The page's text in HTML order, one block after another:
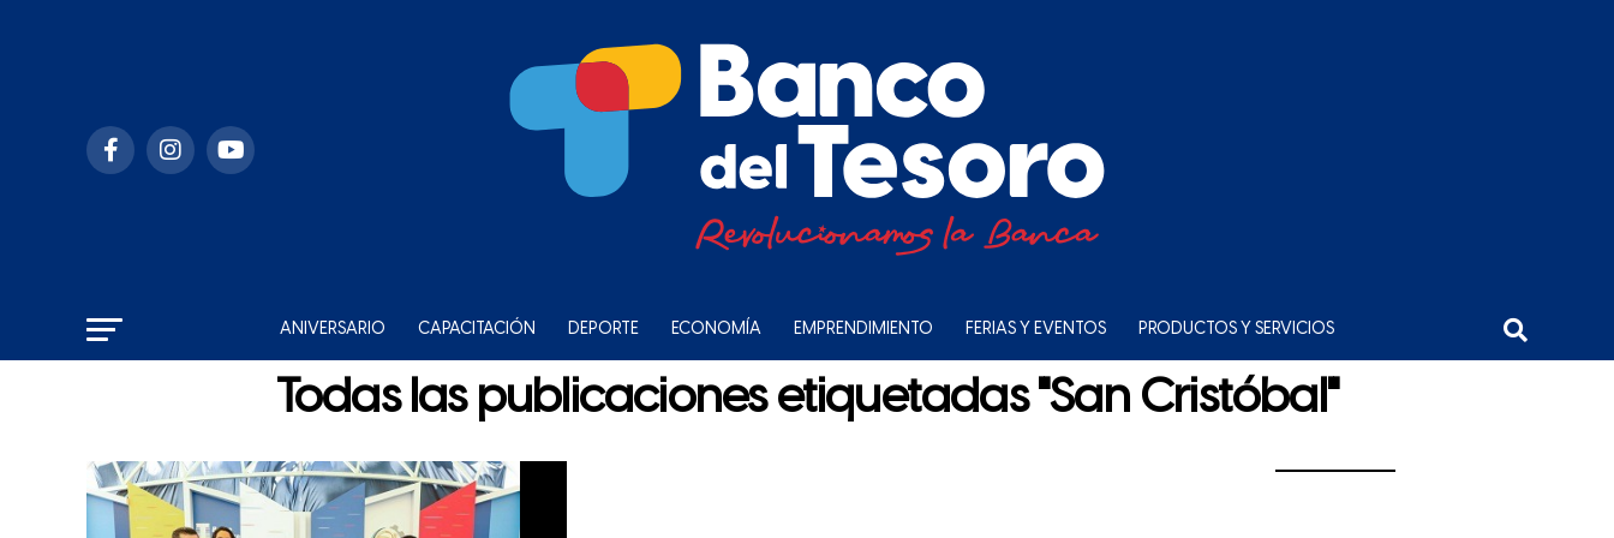
ANIVERSARIO CAPACITACIÓN DEPORTE ECONOMÍA EMPRENDIMIENTO FERIAS Y EVENTOS PRODUCTOS Y SERVICIOS
Todas las publicaciones etiquetadas "San Cristóbal"